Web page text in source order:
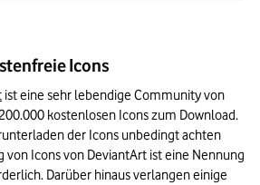
Icons
ist eine sehr lebendige Community von
kostenlosen Icons zum Download.
der Icons unbedingt achten
von Icons von DeviantArt ist eine Nennung
Darüber hinaus verlangen einige